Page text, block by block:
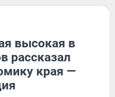
высокая в
рассказал
края —